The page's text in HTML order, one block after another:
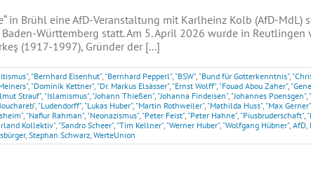
in Brühl eine AfD-Veranstaltung mit Karlheinz Kolb (AfD-
Württemberg statt. Am 5. April 2026 wurde in Reutlingen
(1917-1997), Gründer der [...]
, "Bernhard Eisenhut", "Bernhard Pepperl", "BSW", "Bund für Gotterkenntnis",
, "Dominik Kettner", "Dr. Markus Elsässer", "Ernst Wolff", "Fouad Abou Zaher",
Strauf", "Islamismus", "Johann Thießen", "Johanna Findeisen", "Johannes Poensgen",
, "Ludendorff", "Lukas Huber", "Martin Rothweiler", "Mathilda Huss", "Max Gerner"
, "Nafiur Rahman", "Neonazismus", "Peter Feist", "Peter Hahne", "Piusbruderschaft",
Kollektiv", "Sandro Scheer", "Tim Kellner", "Werner Huber", "Wolfgang Hübner", AfD,
, Stephan Schwarz, WerteUnion